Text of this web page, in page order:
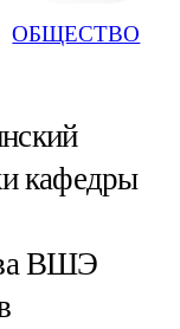
ОБЩЕСТВО
кафедры
ВШЭ